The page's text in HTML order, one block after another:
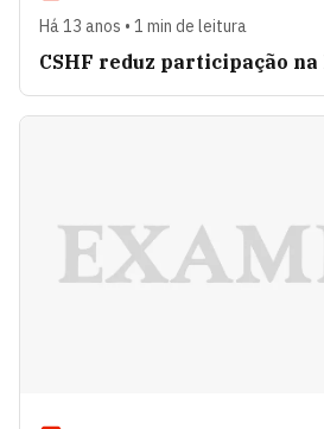
Há 13 anos • 1 min de leitura
CSHF reduz participação na